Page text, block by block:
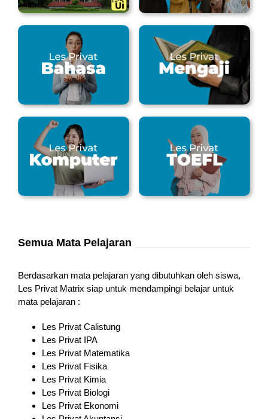
Semua Mata Pelajaran
Berdasarkan mata pelajaran yang dibutuhkan oleh siswa,
Les Privat Matrix siap untuk mendampingi belajar untuk
mata pelajaran :
Les Privat Calistung
Les Privat IPA
Les Privat Matematika
Les Privat Fisika
Les Privat Kimia
Les Privat Biologi
Les Privat Ekonomi